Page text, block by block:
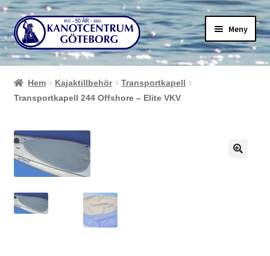
Hoppa
till
navigering
Hoppa
till
innehåll
Meny
Hem Kajaktillbehör
Transportkapell
Transportkapell 244 Offshore – Elite VKV